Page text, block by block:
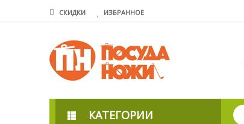
СКИДКИ ИЗБРАННОЕ
КАТЕГОРИИ